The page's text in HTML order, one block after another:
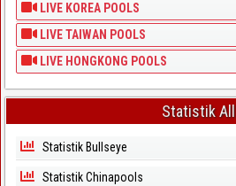
LIVE KOREA POOLS
LIVE TAIWAN POOLS
LIVE HONGKONG POOLS
Statistik All
Statistik Bullseye
Statistik Chinapools